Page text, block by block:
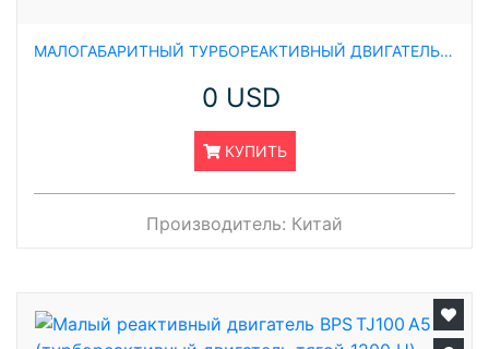
МАЛОГАБАРИТНЫЙ ТУРБОРЕАКТИВНЫЙ ДВИГАТЕЛЬ BPS TJ220 С МАКСИМАЛЬНОЙ ТЯГОЙ 2200 Н (494,6 ФУНТ‑СИЛЫ)
0 USD
КУПИТЬ
Производитель: Китай